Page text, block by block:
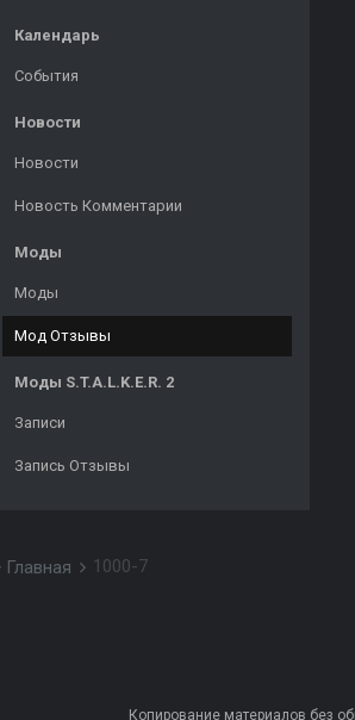
Календарь
События
Новости
Новости
Новость Комментарии
Моды
Моды
Мод Отзывы
Моды S.T.A.L.K.E.R. 2
Записи
Запись Отзывы
Главная 1000-7
Копирование материалов без